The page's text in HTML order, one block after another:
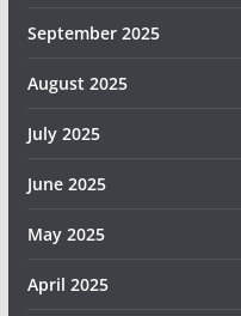
September 2025
August 2025
July 2025
June 2025
May 2025
April 2025